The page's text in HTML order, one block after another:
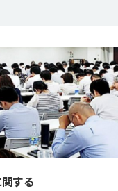
する